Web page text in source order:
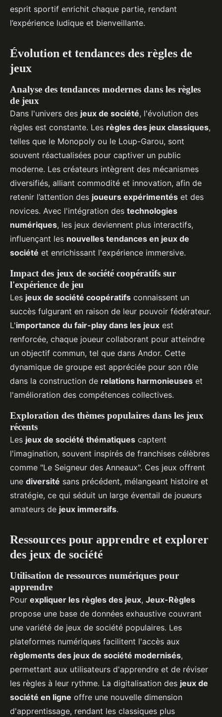
esprit sportif enrichit chaque partie, rendant
l’expérience ludique et bienveillante.
Évolution et tendances des règles de
jeux
Analyse des tendances modernes dans les règles
de jeux
Dans l'univers des jeux de société, l'évolution des
règles est constante. Les règles des jeux classiques,
telles que le Monopoly ou le Loup-Garou, sont
souvent réactualisées pour captiver un public
moderne. Les créateurs intègrent des mécanismes
diversifiés, alliant commodité et innovation, afin de
retenir l’attention des joueurs expérimentés et des
novices. Avec l'intégration des technologies
numériques, les jeux deviennent plus interactifs,
influençant les nouvelles tendances en jeux de
société et enrichissant l'expérience immersive.
Impact des jeux de société coopératifs sur
l'expérience de jeu
Les jeux de société coopératifs connaissent un
succès fulgurant en raison de leur pouvoir fédérateur.
L'importance du fair-play dans les jeux est
renforcée, chaque joueur collaborant pour atteindre
un objectif commun, tel que dans Andor. Cette
dynamique de groupe est appréciée pour son rôle
dans la construction de relations harmonieuses et
l'amélioration des compétences collectives.
Exploration des thèmes populaires dans les jeux
récents
Les jeux de société thématiques captent
l'imagination, souvent inspirés de franchises célèbres
comme "Le Seigneur des Anneaux". Ces jeux offrent
une diversité sans précédent, mélangeant histoire et
stratégie, ce qui séduit un large éventail de joueurs
amateurs de jeux immersifs.
Ressources pour apprendre et explorer
des jeux de société
Utilisation de ressources numériques pour
apprendre
Pour expliquer les règles des jeux, Jeux-Règles
propose une base de données exhaustive couvrant
une variété de jeux de société populaires. Les
plateformes numériques facilitent l'accès aux
règlements des jeux de société modernisés,
permettant aux utilisateurs d'apprendre et de réviser
les règles à leur rythme. La digitalisation des jeux de
société en ligne offre une nouvelle dimension
d'apprentissage, rendant les classiques plus